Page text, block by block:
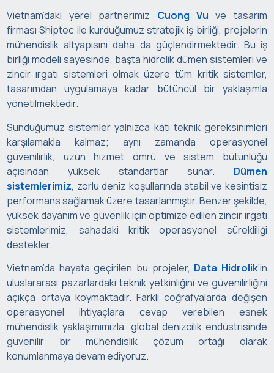
Vietnam’daki yerel partnerimiz Cuong Vu ve tasarım
firması Shiptec ile kurduğumuz stratejik iş birliği, projelerin
mühendislik altyapısını daha da güçlendirmektedir. Bu iş
birliği modeli sayesinde, başta hidrolik dümen sistemleri ve
zincir ırgatı sistemleri olmak üzere tüm kritik sistemler,
tasarımdan uygulamaya kadar bütüncül bir yaklaşımla
yönetilmektedir.
Sunduğumuz sistemler yalnızca katı teknik gereksinimleri
karşılamakla kalmaz; aynı zamanda operasyonel
güvenilirlik, uzun hizmet ömrü ve sistem bütünlüğü
açısından yüksek standartlar sunar. Dümen
sistemlerimiz, zorlu deniz koşullarında stabil ve kesintisiz
performans sağlamak üzere tasarlanmıştır. Benzer şekilde,
yüksek dayanım ve güvenlik için optimize edilen zincir ırgatı
sistemlerimiz, sahadaki kritik operasyonel sürekliliği
destekler.
Vietnam’da hayata geçirilen bu projeler, Data Hidrolik’in
uluslararası pazarlardaki teknik yetkinliğini ve güvenilirliğini
açıkça ortaya koymaktadır. Farklı coğrafyalarda değişen
operasyonel ihtiyaçlara cevap verebilen esnek
mühendislik yaklaşımımızla, global denizcilik endüstrisinde
güvenilir bir mühendislik çözüm ortağı olarak
konumlanmaya devam ediyoruz.